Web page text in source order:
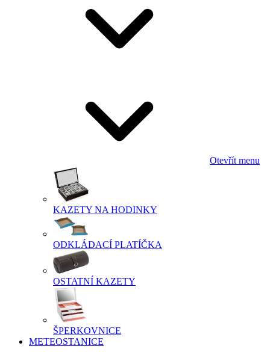
Otevřít menu
KAZETY NA HODINKY
ODKLÁDACÍ PLATÍČKA
OSTATNÍ KAZETY
ŠPERKOVNICE
METEOSTANICE